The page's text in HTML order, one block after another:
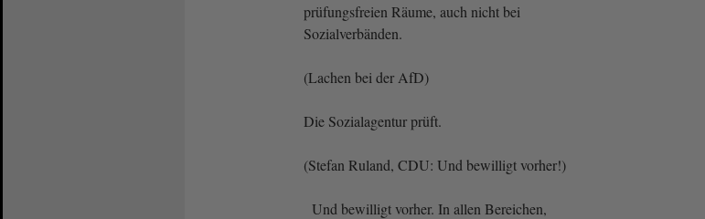
prüfungsfreien Räume, auch nicht bei
Sozialverbänden.
(Lachen bei der AfD)
Die Sozialagentur prüft.
(Stefan Ruland, CDU: Und bewilligt vorher!)
Und bewilligt vorher. In allen Bereichen,